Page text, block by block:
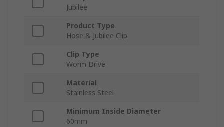
Jubilee
Product Type
Hose & Jubilee Clip
Clip Type
Worm Drive
Material
Stainless Steel
Minimum Inside Diameter
60mm